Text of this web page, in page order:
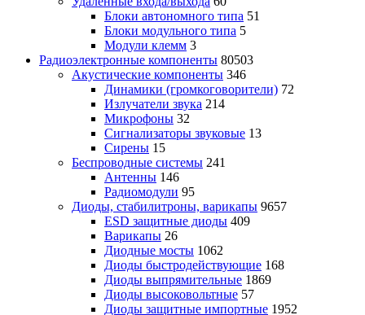
Блоки автономного типа 51
Блоки модульного типа 5
Модули клемм 3
Радиоэлектронные компоненты 80503
Акустические компоненты 346
Динамики (громкоговорители) 72
Излучатели звука 214
Микрофоны 32
Сигнализаторы звуковые 13
Сирены 15
Беспроводные системы 241
Антенны 146
Радиомодули 95
Диоды, стабилитроны, варикапы 9657
ESD защитные диоды 409
Варикапы 26
Диодные мосты 1062
Диоды быстродействующие 168
Диоды выпрямительные 1869
Диоды высоковольтные 57
Диоды защитные импортные 1952